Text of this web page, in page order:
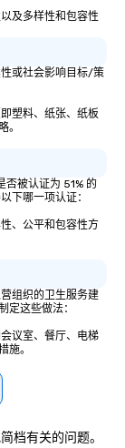
及多样性和包容性
或社会影响目标/策
塑料、纸张、纸板
。
被认证为 51% 的
下哪一项认证：
、公平和包容性方
组织的卫生服务建
定这些做法：
议室、餐厅、电梯
施。
档有关的问题。